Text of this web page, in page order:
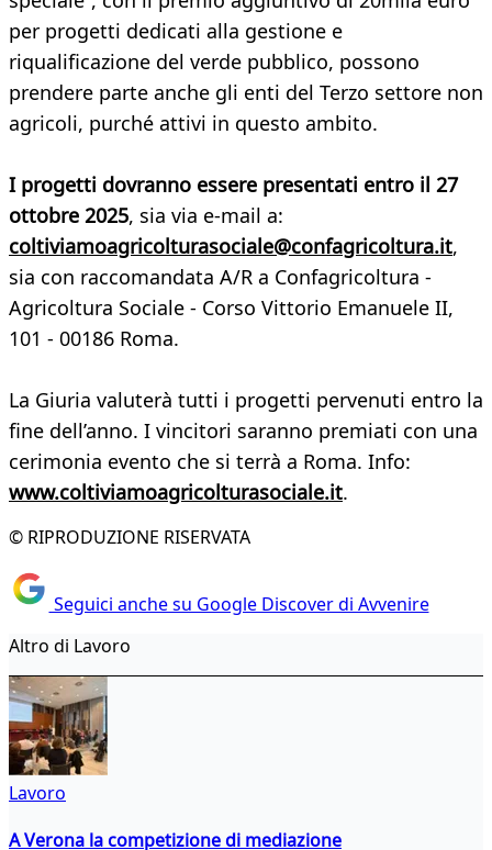
per progetti dedicati alla gestione e
riqualificazione del verde pubblico, possono
prendere parte anche gli enti del Terzo settore non
agricoli, purché attivi in questo ambito.
I progetti dovranno essere presentati entro il 27
ottobre 2025, sia via e-mail a:
coltiviamoagricolturasociale@confagricoltura.it,
sia con raccomandata A/R a Confagricoltura -
Agricoltura Sociale - Corso Vittorio Emanuele II,
101 - 00186 Roma.
La Giuria valuterà tutti i progetti pervenuti entro la
fine dell’anno. I vincitori saranno premiati con una
cerimonia evento che si terrà a Roma. Info:
www.coltiviamoagricolturasociale.it.
© RIPRODUZIONE RISERVATA
Seguici anche su Google Discover di Avvenire
Altro di Lavoro
Lavoro
A Verona la competizione di mediazione